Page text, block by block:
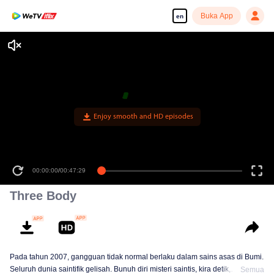
en Buka App
Enjoy smooth and HD episodes
00:00:00/00:47:29
Three Body
Pada tahun 2007, gangguan tidak normal berlaku dalam sains asas di Bumi.
Seluruh dunia saintifik gelisah. Bunuh diri misteri saintis, kira detik,
Semua